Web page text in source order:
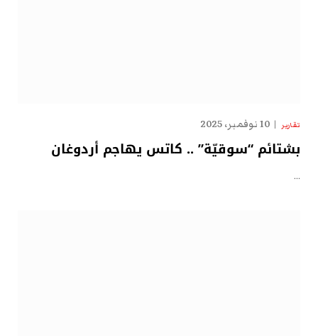
تقارير 10 نوفمبر، 2025
بشتائم “سوقيّة” .. كاتس يهاجم أردوغان
…